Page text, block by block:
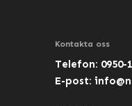
Kontakta oss
Telefon: 0950-
E-post: